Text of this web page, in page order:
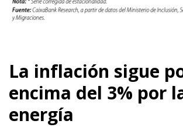
La inflación sigue
encima del 3% por
energía